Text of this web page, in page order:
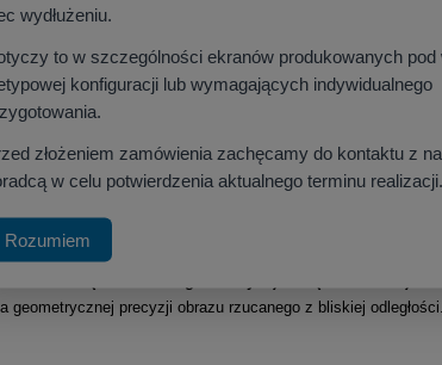
z napinaczami dla prestiżowych sal
toprofesjonalny ekran elektryczny z napinaczami ,
do projektorów
, zapewniając
.
geometrycznej precyzji obrazu rzucanego z bliskiej odległości.
wydłużeniu.
to w szczególności ekranów produkowanych pod
konfiguracji lub wymagających indywidualnego
złożeniem zamówienia zachęcamy do kontaktu z
w celu potwierdzenia aktualnego terminu realizacji.
Rozumiem